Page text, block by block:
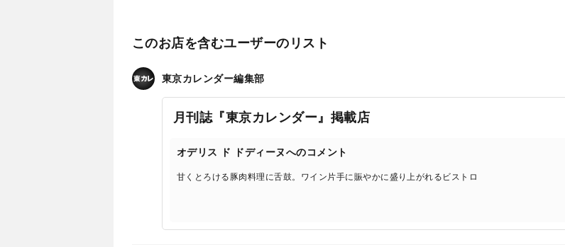
このお店を含むユーザーのリスト
東京カレンダー編集部
月刊誌『東京カレンダー』掲載店
オデリス ド ドディーヌへのコメント
甘くとろける豚肉料理に舌鼓。ワイン片手に賑やかに盛り上がれるビストロ